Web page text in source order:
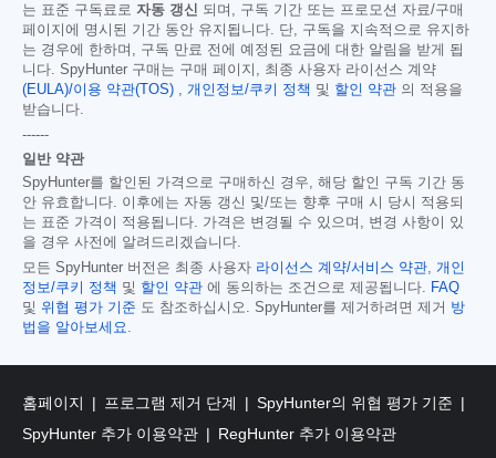
는 표준 구독료로 자동 갱신 되며, 구독 기간 또는 프로모션 자료/구매
페이지에 명시된 기간 동안 유지됩니다. 단, 구독을 지속적으로 유지하
는 경우에 한하며, 구독 만료 전에 예정된 요금에 대한 알림을 받게 됩
니다. SpyHunter 구매는 구매 페이지, 최종 사용자 라이선스 계약
(EULA)/이용 약관(TOS) , 개인정보/쿠키 정책 및 할인 약관 의 적용을
받습니다.
------
일반 약관
SpyHunter를 할인된 가격으로 구매하신 경우, 해당 할인 구독 기간 동
안 유효합니다. 이후에는 자동 갱신 및/또는 향후 구매 시 당시 적용되
는 표준 가격이 적용됩니다. 가격은 변경될 수 있으며, 변경 사항이 있
을 경우 사전에 알려드리겠습니다.
모든 SpyHunter 버전은 최종 사용자 라이선스 계약/서비스 약관, 개인
정보/쿠키 정책 및 할인 약관 에 동의하는 조건으로 제공됩니다. FAQ
및 위협 평가 기준 도 참조하십시오. SpyHunter를 제거하려면 제거 방
법을 알아보세요.
홈페이지 프로그램 제거 단계
SpyHunter의 위협 평가 기준
SpyHunter 추가 이용약관
RegHunter 추가 이용약관